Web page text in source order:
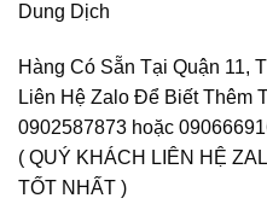
Dung Dịch
Hàng Có Sẵn Tại Quận 11,
Liên Hệ Zalo Để Biết Thêm
0902587873 hoặc
( QUÝ KHÁCH LIÊN HỆ
TỐT NHẤT )